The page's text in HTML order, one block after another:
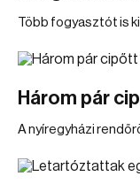
Több fogyasztót is
Három pár
A nyíregyházi